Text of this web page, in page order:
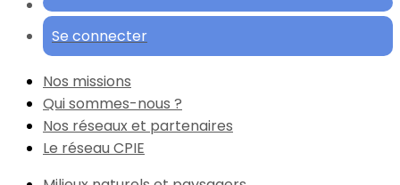
Se connecter
Nos missions
Qui sommes-nous ?
Nos réseaux et partenaires
Le réseau CPIE